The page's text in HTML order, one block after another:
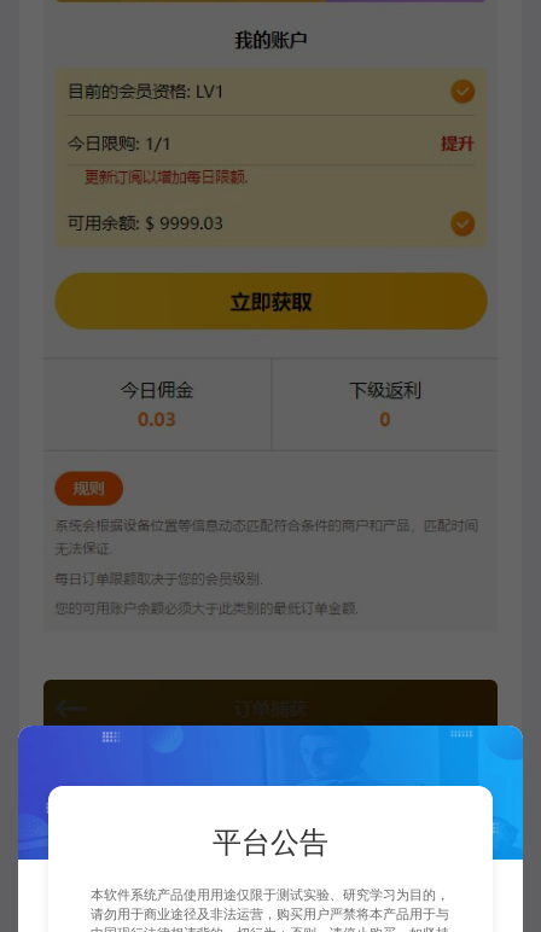
平台公告
本软件系统产品使用用途仅限于测试实验、研究学习为目的，
请勿用于商业途径及非法运营，购买用户严禁将本产品用于与